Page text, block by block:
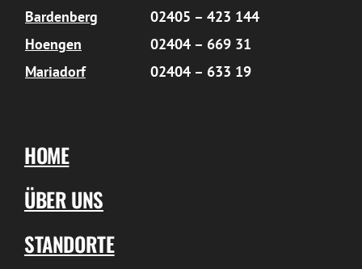
Bardenberg
02405 – 423 144
Hoengen
02404 – 669 31
Mariadorf
02404 – 633 19
HOME
ÜBER UNS
STANDORTE